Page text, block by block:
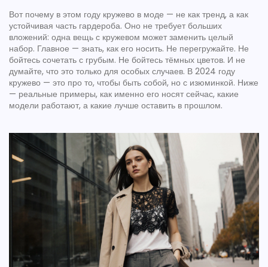
Вот почему в этом году кружево в моде — не как тренд, а как
устойчивая часть гардероба. Оно не требует больших
вложений: одна вещь с кружевом может заменить целый
набор. Главное — знать, как его носить. Не перегружайте. Не
бойтесь сочетать с грубым. Не бойтесь тёмных цветов. И не
думайте, что это только для особых случаев. В 2024 году
кружево — это про то, чтобы быть собой, но с изюминкой. Ниже
— реальные примеры, как именно его носят сейчас, какие
модели работают, а какие лучше оставить в прошлом.